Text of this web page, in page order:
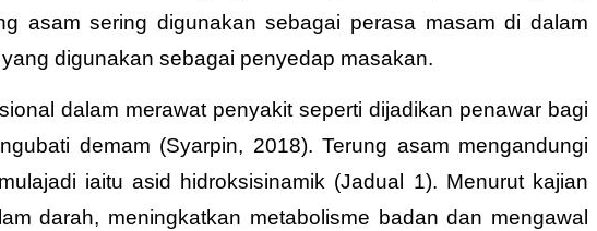
asam sering digunakan sebagai perasa masam di dalam
digunakan sebagai penyedap masakan.
dalam merawat penyakit seperti dijadikan penawar bagi
demam (Syarpin, 2018). Terung asam mengandungi
iaitu asid hidroksisinamik (Jadual 1). Menurut kajian
darah, meningkatkan metabolisme badan dan mengawal